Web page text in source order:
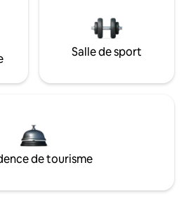
Salle de sport
de tourisme